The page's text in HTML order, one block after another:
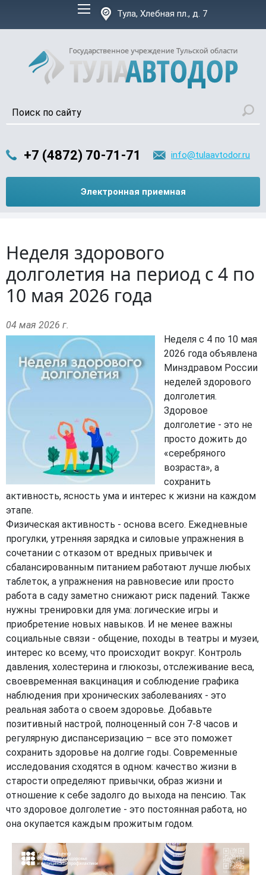
Версия для слабовидящих:
Тула, Хлебная пл., д. 7
+7 (4872) 70-71-71 info@tulaavtodor.ru
Электронная приемная
Неделя здорового
долголетия на период с 4 по
10 мая 2026 года
04 мая 2026 г.
Неделя с 4 по 10 мая
2026 года объявлена
Минздравом России
неделей здорового
долголетия.
Здоровое
долголетие - это не
просто дожить до
«серебряного
возраста», а
сохранить
активность, ясность ума и интерес к жизни на каждом
этапе.
Физическая активность - основа всего. Ежедневные
прогулки, утренняя зарядка и силовые упражнения в
сочетании с отказом от вредных привычек и
сбалансированным питанием работают лучше любых
таблеток, а упражнения на равновесие или просто
работа в саду заметно снижают риск падений. Также
нужны тренировки для ума: логические игры и
приобретение новых навыков. И не менее важны
социальные связи - общение, походы в театры и музеи,
интерес ко всему, что происходит вокруг. Контроль
давления, холестерина и глюкозы, отслеживание веса,
своевременная вакцинация и соблюдение графика
наблюдения при хронических заболеваниях - это
реальная забота о своем здоровье. Добавьте
позитивный настрой, полноценный сон 7-8 часов и
регулярную диспансеризацию – все это поможет
сохранить здоровье на долгие годы. Современные
исследования сходятся в одном: качество жизни в
старости определяют привычки, образ жизни и
отношение к себе задолго до выхода на пенсию. Так
что здоровое долголетие - это постоянная работа, но
она окупается каждым прожитым годом.